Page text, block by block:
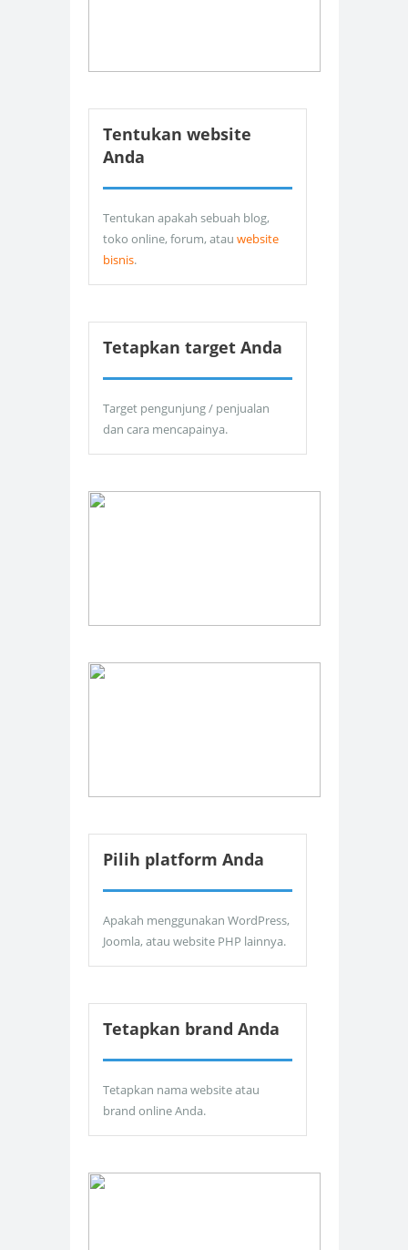
Tentukan website
Anda
Tentukan apakah sebuah blog,
toko online, forum, atau website
bisnis.
Tetapkan target Anda
Target pengunjung / penjualan
dan cara mencapainya.
Pilih platform Anda
Apakah menggunakan WordPress,
Joomla, atau website PHP lainnya.
Tetapkan brand Anda
Tetapkan nama website atau
brand online Anda.